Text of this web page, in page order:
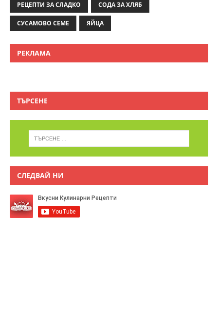
РЕЦЕПТИ ЗА СЛАДКО СОДА ЗА ХЛЯБ
СУСАМОВО СЕМЕ ЯЙЦА
РЕКЛАМА
ТЪРСЕНЕ
СЛЕДВАЙ НИ